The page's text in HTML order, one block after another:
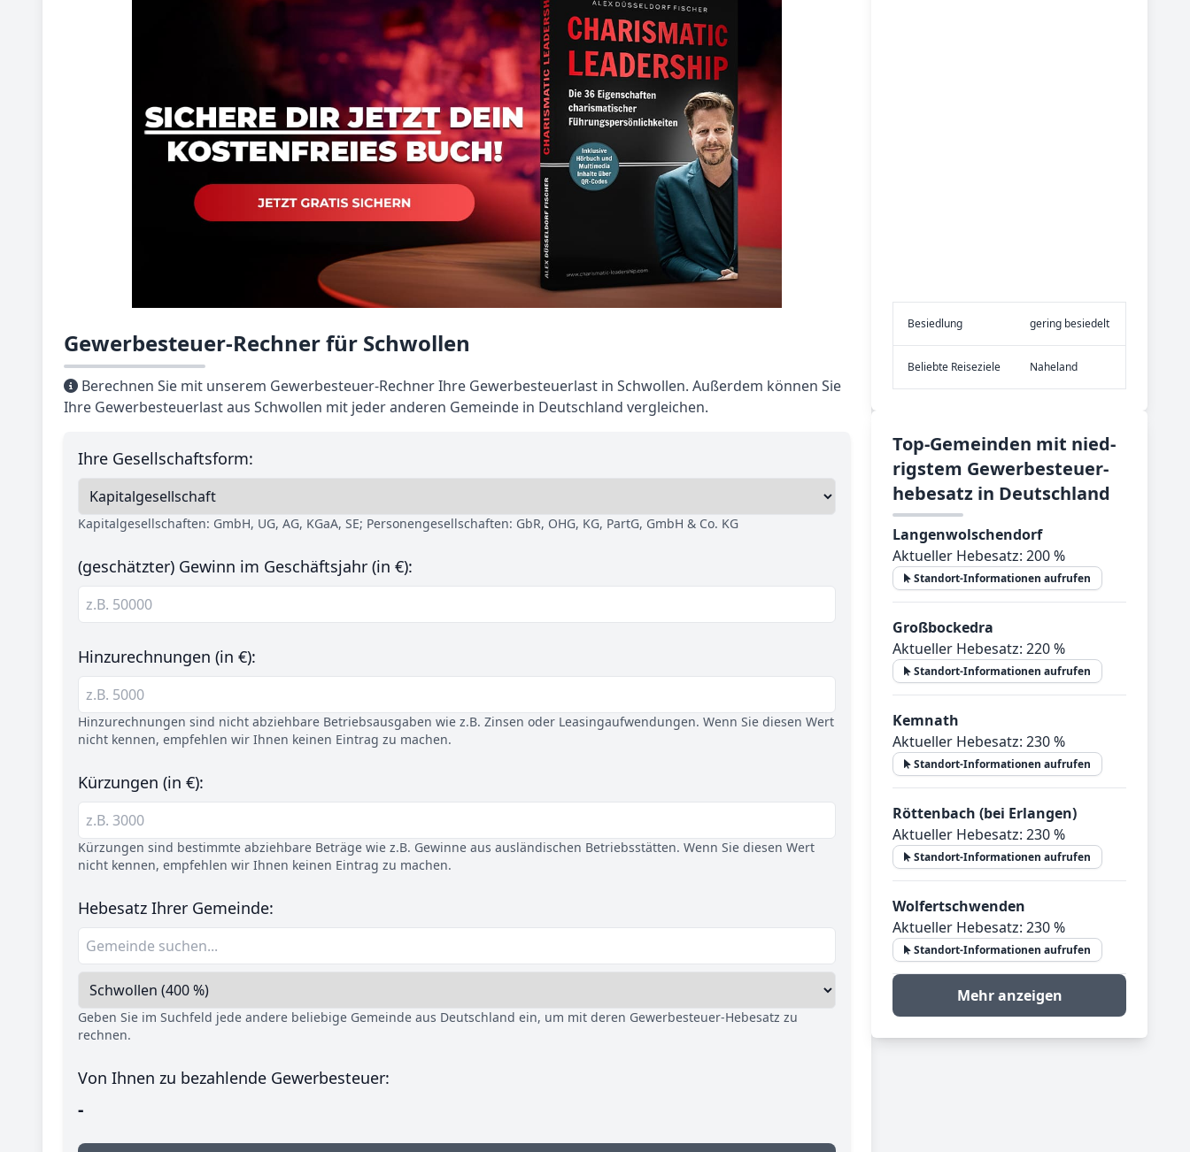
Gewerbesteuer-Rechner für Schwollen
Berechnen Sie mit unserem Gewerbesteuer-Rechner Ihre Gewerbesteuerlast in Schwollen. Außerdem können Sie
Ihre Gewerbesteuerlast aus Schwollen mit jeder anderen Gemeinde in Deutschland vergleichen.
Ihre Gesellschaftsform:
Kapitalgesellschaften: GmbH, UG, AG, KGaA, SE; Personengesellschaften: GbR, OHG, KG, PartG, GmbH & Co. KG
(geschätzter) Gewinn im Geschäftsjahr (in €):
Hinzurechnungen (in €):
Hinzurechnungen sind nicht abziehbare Betriebsausgaben wie z.B. Zinsen oder Leasingaufwendungen. Wenn Sie diesen Wert
nicht kennen, empfehlen wir Ihnen keinen Eintrag zu machen.
Kürzungen (in €):
Kürzungen sind bestimmte abziehbare Beträge wie z.B. Gewinne aus ausländischen Betriebsstätten. Wenn Sie diesen Wert
nicht kennen, empfehlen wir Ihnen keinen Eintrag zu machen.
Hebesatz Ihrer Gemeinde:
Geben Sie im Suchfeld jede andere beliebige Gemeinde aus Deutschland ein, um mit deren Gewerbesteuer-Hebesatz zu
rechnen.
Von Ihnen zu bezahlende Gewerbesteuer:
-
Be­sied­lung gering besiedelt
Be­lieb­te Rei­se­zie­le Naheland
Top-­Ge­mein­den mit nied­
rig­stem Ge­wer­be­steu­er­
he­be­satz in Deutsch­land
Langenwolschendorf
Aktueller Hebesatz: 200 %
Standort-Informationen aufrufen
Großbockedra
Aktueller Hebesatz: 220 %
Standort-Informationen aufrufen
Kemnath
Aktueller Hebesatz: 230 %
Standort-Informationen aufrufen
Röttenbach (bei Erlangen)
Aktueller Hebesatz: 230 %
Standort-Informationen aufrufen
Wolfertschwenden
Aktueller Hebesatz: 230 %
Standort-Informationen aufrufen
Mehr anzeigen